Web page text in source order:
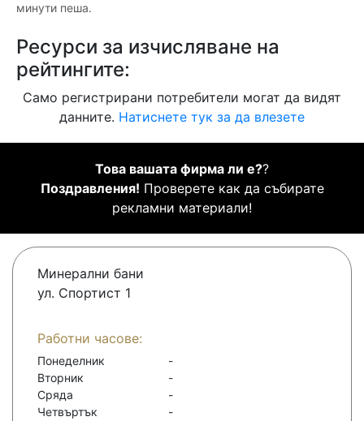
минути пеша.
Ресурси за изчисляване на
рейтингите:
Само регистрирани потребители могат да видят
данните. Натиснете тук за да влезете
Това вашата фирма ли е??
Поздравления! Проверете как да събирате
рекламни материали!
Минерални бани
ул. Спортист 1
Работни часове:
Понеделник
-
Вторник
-
Сряда
-
Четвъртък
-